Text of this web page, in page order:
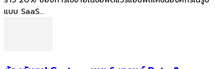
แบบ SaaS...